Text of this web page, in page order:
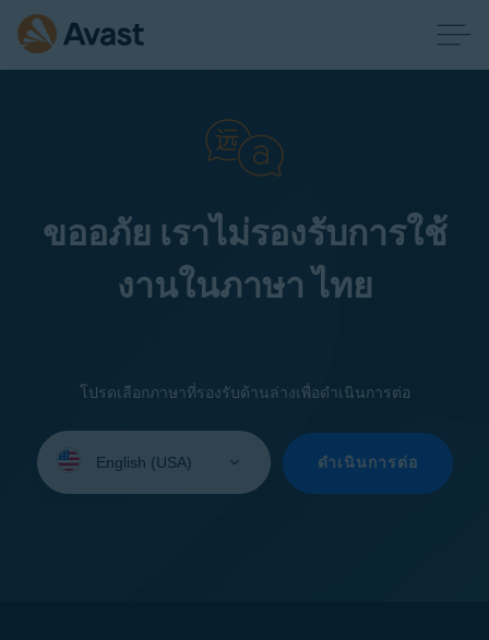
ขออภัย เราไม่รองรับการใช้
งานในภาษา ไทย
โปรดเลือกภาษาที่รองรับด้านล่างเพื่อดำเนินการต่อ
your
ดำเนินการต่อ